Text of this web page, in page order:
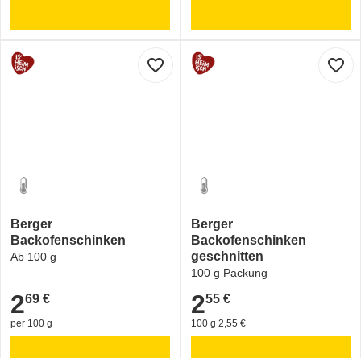
favorite_border
Berger
Backofenschinken
Ab 100 g
2,69 €
269 €
per 100 g
favorite_border
Berger
Backofenschinken
geschnitten
100 g Packung
2,55 €
255 €
100 g 2,55 €